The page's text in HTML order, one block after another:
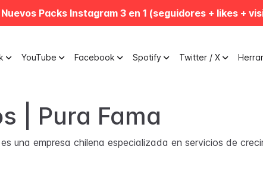
Nuevos Packs Instagram 3 en 1 (seguidores + likes +
YouTube Facebook Spotify Twitter / X
| Pura Fama
una empresa chilena especializada en servicios de